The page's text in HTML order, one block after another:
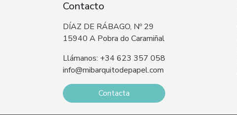
Contacto
DÍAZ DE RÁBAGO, Nº 29
15940 A Pobra do Caramiñal
Llámanos: +34 623 357 058
info@mibarquitodepapel.com
Contacta